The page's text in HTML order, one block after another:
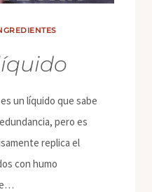
un líquido que sabe
pero es
replica el
con humo